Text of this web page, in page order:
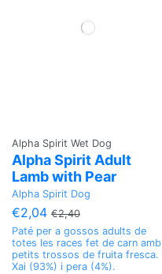
Alpha Spirit Wet Dog
Alpha Spirit Adult
Lamb with Pear
Alpha Spirit Dog
€2,04 €2,40
Paté per a gossos adults de
totes les races fet de carn amb
petits trossos de fruita fresca.
Xai (93%) i pera (4%).